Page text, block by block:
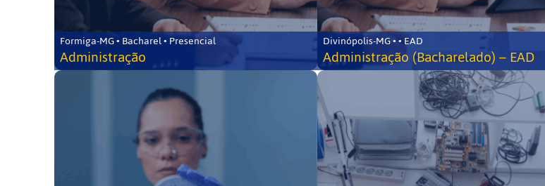
Formiga-MG • Bacharel • Presencial
Administração
Divinópolis-MG • • EAD
Administração (Bacharelado) – EAD